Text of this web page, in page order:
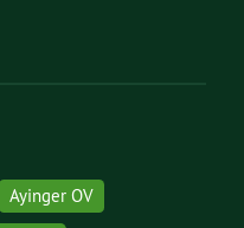
Ayinger OV